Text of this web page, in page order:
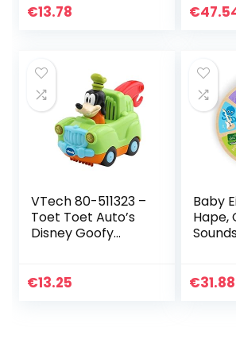
newborn babies
€13.78 €
VTech 80-511323 –
Toet Toet Auto’s
Disney Goofy
Meisjes – Van 1 tot
€13.25
Baby
Hape,
voor
€31.88